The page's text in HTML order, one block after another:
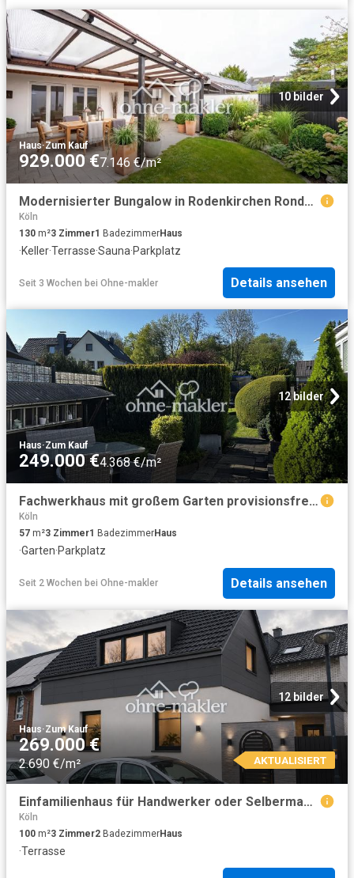
10 bilder
Haus·Zum Kauf
929.000 €7.146 €/m²
Modernisierter Bungalow in Rodenkirchen Rondorf
Köln
130 m²3 Zimmer1 BadezimmerHaus
·Keller·Terrasse·Sauna·Parkplatz
Seit 3 Wochen bei Ohne-makler Details ansehen
12 bilder
Haus·Zum Kauf
249.000 €4.368 €/m²
Fachwerkhaus mit großem Garten provisionsfrei und sofort bezugsbereit
Köln
57 m²3 Zimmer1 BadezimmerHaus
·Garten·Parkplatz
Seit 2 Wochen bei Ohne-makler Details ansehen
12 bilder
Haus·Zum Kauf
269.000 €
2.690 €/m² AKTUALISIERT
Einfamilienhaus für Handwerker oder Selbermacher
Köln
100 m²3 Zimmer2 BadezimmerHaus
·Terrasse